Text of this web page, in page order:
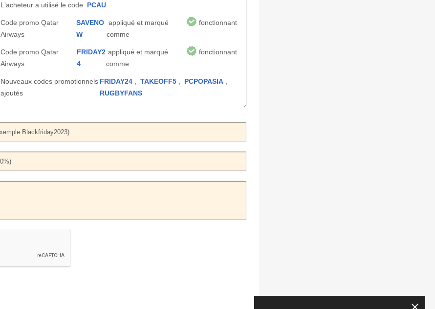
L'acheteur a utilisé le code PCAU
Code promo Qatar
Airways
SAVENO
W
appliqué et marqué
comme
fonctionnant
Code promo Qatar
Airways
FRIDAY2
4
appliqué et marqué
comme
fonctionnant
Nouveaux codes promotionnels
ajoutés
FRIDAY24 ,TAKEOFF5 PCPOPASIA
RUGBYFANS